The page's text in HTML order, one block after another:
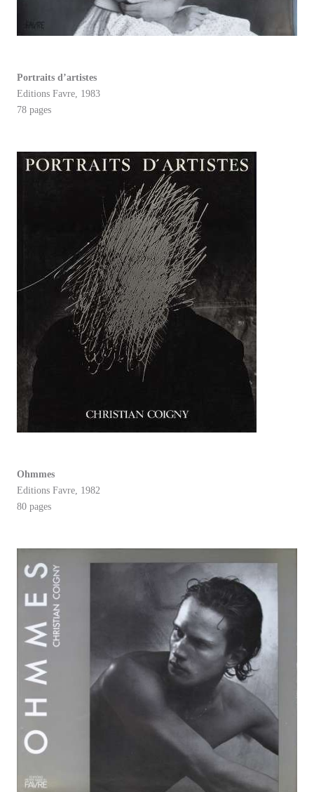
Portraits d’artistes
Editions Favre, 1983
78 pages
Ohmmes
Editions Favre, 1982
80 pages